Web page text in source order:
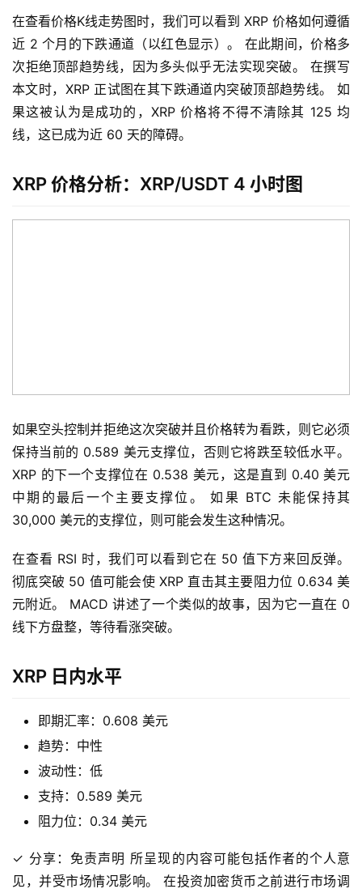
在查看价格K线走势图时，我们可以看到 XRP 价格如何遵循
近 2 个月的下跌通道（以红色显示）。 在此期间，价格多
次拒绝顶部趋势线，因为多头似乎无法实现突破。 在撰写
本文时，XRP 正试图在其下跌通道内突破顶部趋势线。 如
果这被认为是成功的，XRP 价格将不得不清除其 125 均
线，这已成为近 60 天的障碍。
XRP 价格分析：XRP/USDT 4 小时图
如果空头控制并拒绝这次突破并且价格转为看跌，则它必须
保持当前的 0.589 美元支撑位，否则它将跌至较低水平。
XRP 的下一个支撑位在 0.538 美元，这是直到 0.40 美元
中期的最后一个主要支撑位。 如果 BTC 未能保持其
30,000 美元的支撑位，则可能会发生这种情况。
在查看 RSI 时，我们可以看到它在 50 值下方来回反弹。
彻底突破 50 值可能会使 XRP 直击其主要阻力位 0.634 美
元附近。 MACD 讲述了一个类似的故事，因为它一直在 0
线下方盘整，等待看涨突破。
XRP 日内水平
即期汇率：0.608 美元
趋势：中性
波动性：低
支持：0.589 美元
阻力位：0.34 美元
✓ 分享：免责声明 所呈现的内容可能包括作者的个人意
见，并受市场情况影响。 在投资加密货币之前进行市场调